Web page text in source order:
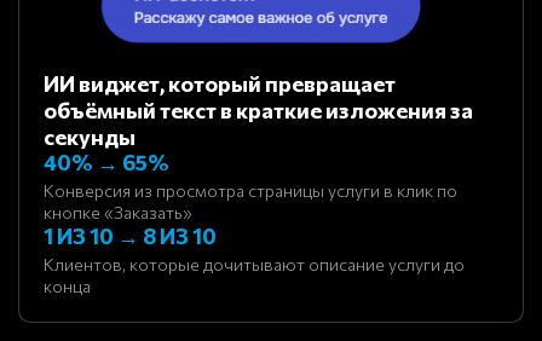
ИИ виджет, который превращает
объёмный текст в краткие изложения за
секунды
40% → 65%
Конверсия из просмотра страницы услуги в клик по
кнопке «Заказать»
1 ИЗ 10 → 8 ИЗ 10
Клиентов, которые дочитывают описание услуги до
конца